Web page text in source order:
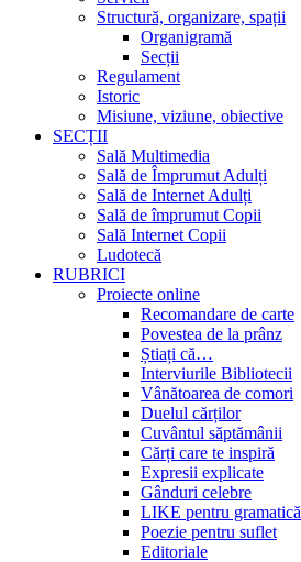
Structură, organizare, spații
Organigramă
Secții
Regulament
Istoric
Misiune, viziune, obiective
SECȚII
Sală Multimedia
Sală de Împrumut Adulți
Sală de Internet Adulți
Sală de împrumut Copii
Sală Internet Copii
Ludotecă
RUBRICI
Proiecte online
Recomandare de carte
Povestea de la prânz
Știați că…
Interviurile Bibliotecii
Vânătoarea de comori
Duelul cărților
Cuvântul săptămânii
Cărți care te inspiră
Expresii explicate
Gânduri celebre
LIKE pentru gramatică
Poezie pentru suflet
Editoriale